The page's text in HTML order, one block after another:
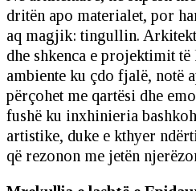
dritën apo materialet, por
aq magjik: tingullin.
dhe shkenca e projektimit
ambiente ku çdo fjalë, notë
përçohet me qartësi dhe
fushë ku inxhinieria
artistike, duke e kthyer
që rezonon me jetën